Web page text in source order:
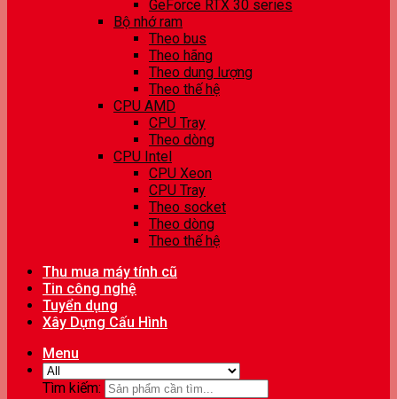
GeForce RTX 30 series
Bộ nhớ ram
Theo bus
Theo hãng
Theo dung lượng
Theo thế hệ
CPU AMD
CPU Tray
Theo dòng
CPU Intel
CPU Xeon
CPU Tray
Theo socket
Theo dòng
Theo thế hệ
Thu mua máy tính cũ
Tin công nghệ
Tuyển dụng
Xây Dựng Cấu Hình
Menu
Tìm kiếm: